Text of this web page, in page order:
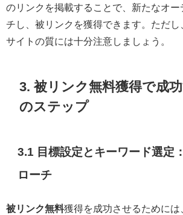
のリンクを掲載することで、新たなオー
チし、被リンクを獲得できます。ただ
サイトの質には十分注意しましょう。
3. 被リンク無料獲得で成
のステップ
3.1 目標設定とキーワード選定
ローチ
被リンク無料獲得を成功させるためには